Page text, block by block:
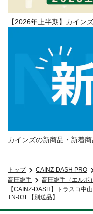
【2026年上半期】カイン
カインズの新商品・新着商
トップ CAINZ-DASH PRO
高圧継手
高圧継手（エルボ）
【CAINZ-DASH】トラスコ
TN-03L【別送品】